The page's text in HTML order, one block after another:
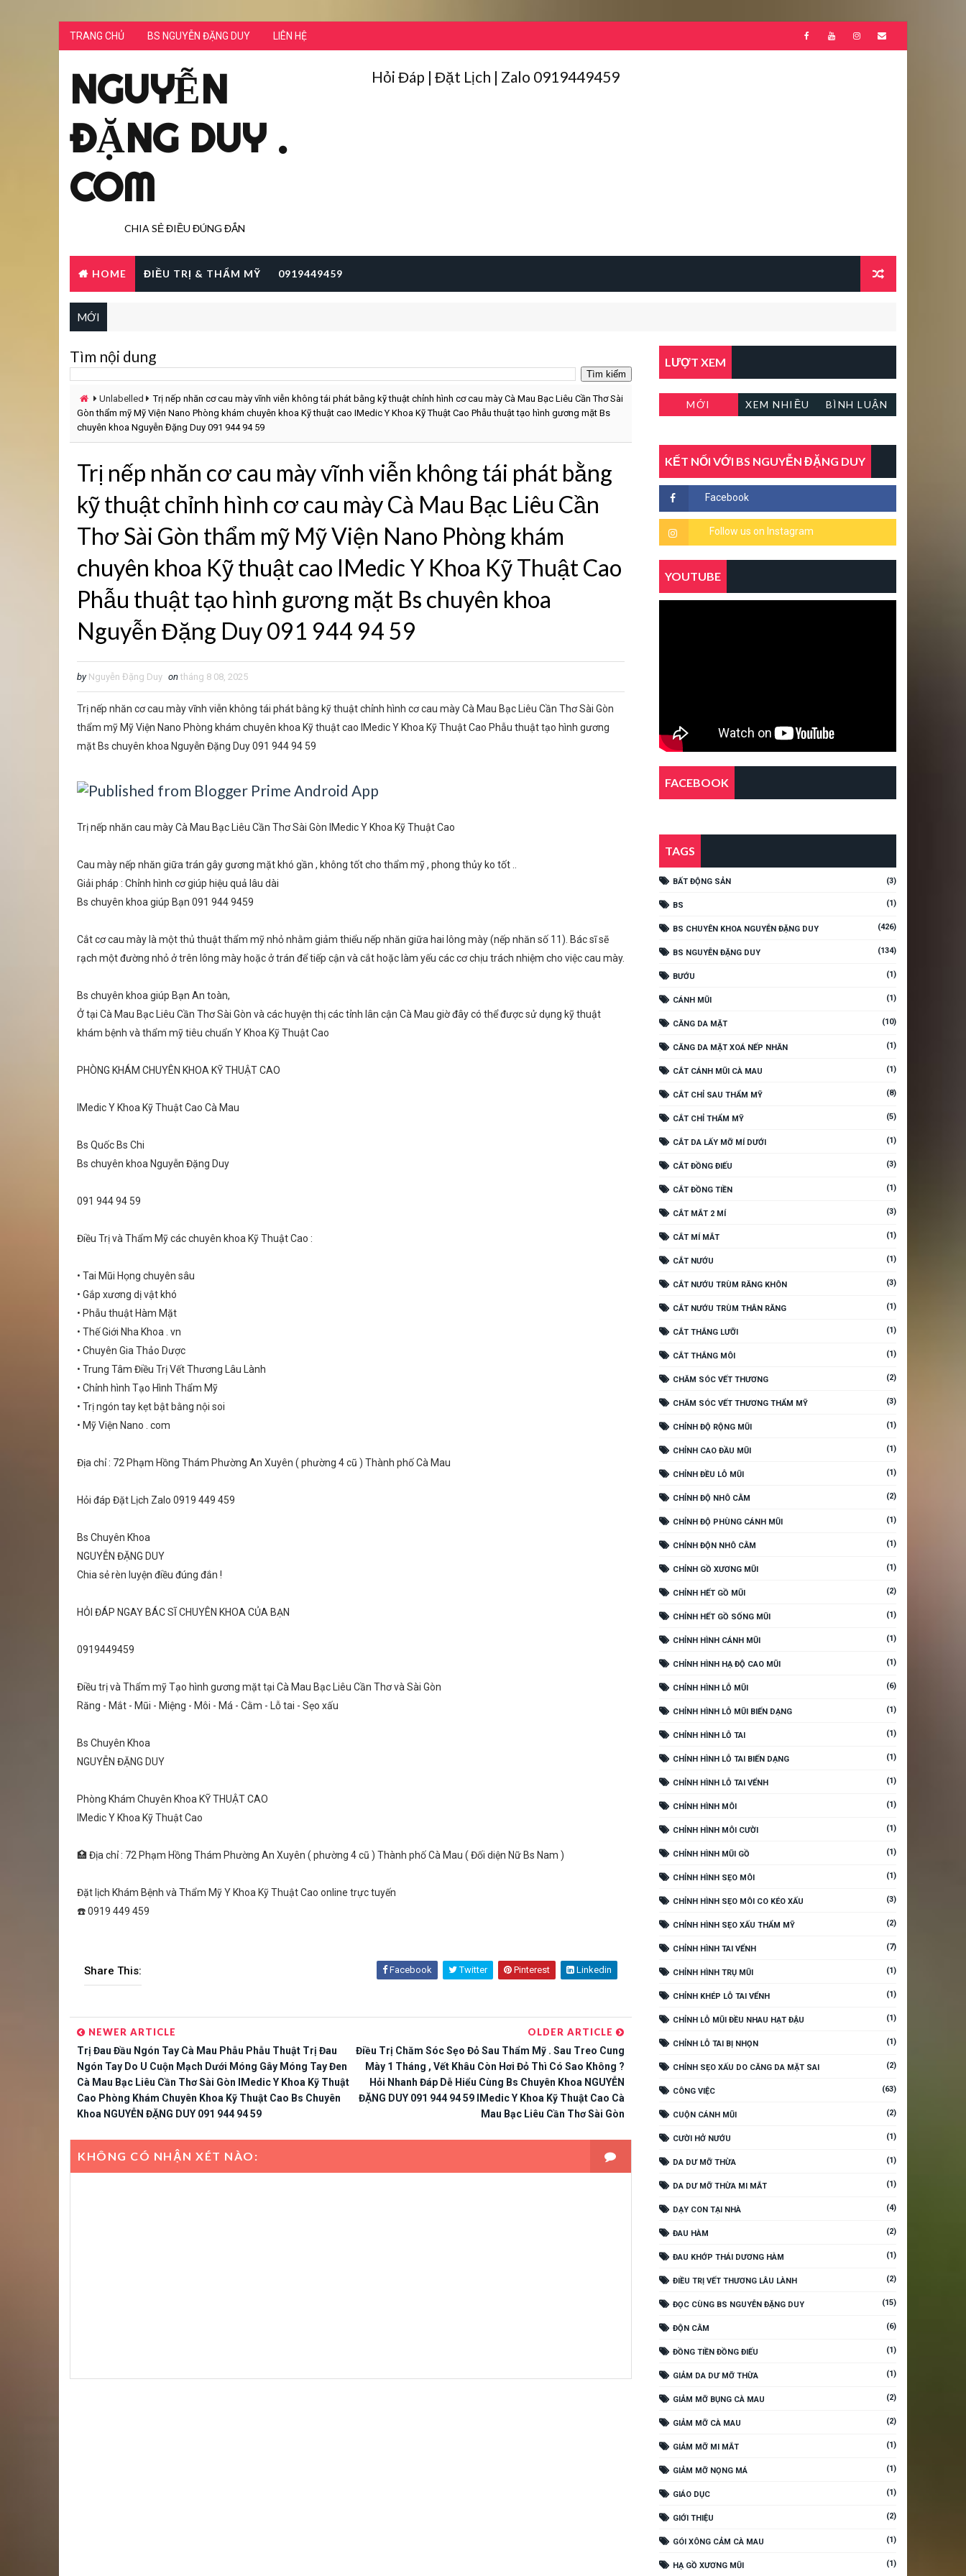
TRANG CHỦ BS NGUYỄN ĐẶNG DUY LIÊN HỆ
NGUYỄN
ĐẶNG DUY .
COM
CHIA SẺ ĐIỀU ĐÚNG ĐẮN
Hỏi Đáp | Đặt Lịch | Zalo 0919449459
HOME ĐIỀU TRỊ & THẨM MỸ 0919449459
MỚI
Tìm nội dung
Unlabelled
Trị nếp nhăn cơ cau mày vĩnh viễn không tái phát bằng kỹ thuật chỉnh hình cơ cau mày Cà Mau Bạc Liêu Cần Thơ Sài
Gòn thẩm mỹ Mỹ Viện Nano Phòng khám chuyên khoa Kỹ thuật cao IMedic Y Khoa Kỹ Thuật Cao Phẫu thuật tạo hình gương mặt Bs
chuyên khoa Nguyễn Đặng Duy 091 944 94 59
Trị nếp nhăn cơ cau mày vĩnh viễn không tái phát bằng
kỹ thuật chỉnh hình cơ cau mày Cà Mau Bạc Liêu Cần
Thơ Sài Gòn thẩm mỹ Mỹ Viện Nano Phòng khám
chuyên khoa Kỹ thuật cao IMedic Y Khoa Kỹ Thuật Cao
Phẫu thuật tạo hình gương mặt Bs chuyên khoa
Nguyễn Đặng Duy 091 944 94 59
by Nguyễn Đặng Duy on tháng 8 08, 2025
Trị nếp nhăn cơ cau mày vĩnh viễn không tái phát bằng kỹ thuật chỉnh hình cơ cau mày Cà Mau Bạc Liêu Cần Thơ Sài Gòn
thẩm mỹ Mỹ Viện Nano Phòng khám chuyên khoa Kỹ thuật cao IMedic Y Khoa Kỹ Thuật Cao Phẫu thuật tạo hình gương
mặt Bs chuyên khoa Nguyễn Đặng Duy 091 944 94 59
Trị nếp nhăn cau mày Cà Mau Bạc Liêu Cần Thơ Sài Gòn IMedic Y Khoa Kỹ Thuật Cao
Cau mày nếp nhăn giữa trán gây gương mặt khó gần , không tốt cho thẩm mỹ , phong thủy ko tốt ..
Giải pháp : Chỉnh hình cơ giúp hiệu quả lâu dài
Bs chuyên khoa giúp Bạn 091 944 9459
Cắt cơ cau mày là một thủ thuật thẩm mỹ nhỏ nhằm giảm thiểu nếp nhăn giữa hai lông mày (nếp nhăn số 11). Bác sĩ sẽ
rạch một đường nhỏ ở trên lông mày hoặc ở trán để tiếp cận và cắt hoặc làm yếu các cơ chịu trách nhiệm cho việc cau mày.
Bs chuyên khoa giúp Bạn An toàn,
Ở tại Cà Mau Bạc Liêu Cần Thơ Sài Gòn và các huyện thị các tỉnh lân cận Cà Mau giờ đây có thể được sử dụng kỹ thuật
khám bệnh và thẩm mỹ tiêu chuẩn Y Khoa Kỹ Thuật Cao
PHÒNG KHÁM CHUYÊN KHOA KỸ THUẬT CAO
IMedic Y Khoa Kỹ Thuật Cao Cà Mau
Bs Quốc Bs Chi
Bs chuyên khoa Nguyễn Đặng Duy
091 944 94 59
Điều Trị và Thẩm Mỹ các chuyên khoa Kỹ Thuật Cao :
• Tai Mũi Họng chuyên sâu
• Gắp xương dị vật khó
• Phẫu thuật Hàm Mặt
• Thế Giới Nha Khoa . vn
• Chuyên Gia Thảo Dược
• Trung Tâm Điều Trị Vết Thương Lâu Lành
• Chỉnh hình Tạo Hình Thẩm Mỹ
• Trị ngón tay kẹt bật bằng nội soi
• Mỹ Viện Nano . com
Địa chỉ : 72 Phạm Hồng Thám Phường An Xuyên ( phường 4 cũ ) Thành phố Cà Mau
Hỏi đáp Đặt Lịch Zalo 0919 449 459
Bs Chuyên Khoa
NGUYỄN ĐẶNG DUY
Chia sẻ rèn luyện điều đúng đắn !
HỎI ĐÁP NGAY BÁC SĨ CHUYÊN KHOA CỦA BẠN
0919449459
Điều trị và Thẩm mỹ Tạo hình gương mặt tại Cà Mau Bạc Liêu Cần Thơ và Sài Gòn
Răng - Mắt - Mũi - Miệng - Môi - Má - Cằm - Lỗ tai - Sẹo xấu
Bs Chuyên Khoa
NGUYỄN ĐẶNG DUY
Phòng Khám Chuyên Khoa KỸ THUẬT CAO
IMedic Y Khoa Kỹ Thuật Cao
🏥 Địa chỉ : 72 Phạm Hồng Thám Phường An Xuyên ( phường 4 cũ ) Thành phố Cà Mau ( Đối diện Nữ Bs Nam )
Đặt lịch Khám Bệnh và Thẩm Mỹ Y Khoa Kỹ Thuật Cao online trực tuyến
☎️ 0919 449 459
Share This: Facebook Twitter Pinterest Linkedin
NEWER ARTICLE
Trị Đau Đầu Ngón Tay Cà Mau Phẫu Phẫu Thuật Trị Đau
Ngón Tay Do U Cuộn Mạch Dưới Móng Gây Móng Tay Đen
Cà Mau Bạc Liêu Cần Thơ Sài Gòn IMedic Y Khoa Kỹ Thuật
Cao Phòng Khám Chuyên Khoa Kỹ Thuật Cao Bs Chuyên
Khoa NGUYỄN ĐẶNG DUY 091 944 94 59
OLDER ARTICLE
Điều Trị Chăm Sóc Sẹo Đỏ Sau Thẩm Mỹ . Sau Treo Cung
Mày 1 Tháng , Vết Khâu Còn Hơi Đỏ Thì Có Sao Không ?
Hỏi Nhanh Đáp Dễ Hiểu Cùng Bs Chuyên Khoa NGUYỄN
ĐẶNG DUY 091 944 94 59 IMedic Y Khoa Kỹ Thuật Cao Cà
Mau Bạc Liêu Cần Thơ Sài Gòn
KHÔNG CÓ NHẬN XÉT NÀO:
LƯỢT XEM
MỚI XEM NHIỀU BÌNH LUẬN
KẾT NỐI VỚI BS NGUYỄN ĐẶNG DUY
YOUTUBE
FACEBOOK
TAGS
BẤT ĐỘNG SẢN (3)
BS (1)
BS CHUYÊN KHOA NGUYỄN ĐẶNG DUY (426)
BS NGUYỄN ĐẶNG DUY (134)
BƯỚU (1)
CÁNH MŨI (1)
CĂNG DA MẶT (10)
CĂNG DA MẶT XOÁ NẾP NHĂN (1)
CẮT CÁNH MŨI CÀ MAU (1)
CẮT CHỈ SAU THẨM MỸ (8)
CẮT CHỈ THẨM MỸ (5)
CẮT DA LẤY MỠ MÍ DƯỚI (1)
CẮT ĐỒNG ĐIẾU (3)
CẮT ĐỒNG TIỀN (1)
CẮT MẮT 2 MÍ (3)
CẮT MÍ MẮT (1)
CẮT NƯỚU (1)
CẮT NƯỚU TRÙM RĂNG KHÔN (3)
CẮT NƯỚU TRÙM THÂN RĂNG (1)
CẮT THẮNG LƯỠI (1)
CẮT THẮNG MÔI (1)
CHĂM SÓC VẾT THƯƠNG (2)
CHĂM SÓC VẾT THƯƠNG THẨM MỸ (3)
CHỈNH ĐỘ RỘNG MŨI (1)
CHỈNH CAO ĐẦU MŨI (1)
CHỈNH ĐỀU LỖ MŨI (1)
CHỈNH ĐỘ NHÔ CẰM (2)
CHỈNH ĐỘ PHÙNG CÁNH MŨI (1)
CHỈNH ĐỘN NHÔ CẰM (1)
CHỈNH GỒ XƯƠNG MŨI (1)
CHỈNH HẾT GỒ MŨI (2)
CHỈNH HẾT GỒ SỐNG MŨI (1)
CHỈNH HÌNH CÁNH MŨI (1)
CHỈNH HÌNH HẠ ĐỘ CAO MŨI (1)
CHỈNH HÌNH LỖ MŨI (6)
CHỈNH HÌNH LỖ MŨI BIẾN DẠNG (1)
CHỈNH HÌNH LỖ TAI (1)
CHỈNH HÌNH LỖ TAI BIẾN DẠNG (1)
CHỈNH HÌNH LỖ TAI VỂNH (1)
CHỈNH HÌNH MÔI (1)
CHỈNH HÌNH MÔI CƯỜI (1)
CHỈNH HÌNH MŨI GỒ (1)
CHỈNH HÌNH SẸO MÔI (1)
CHỈNH HÌNH SẸO MÔI CO KÉO XẤU (3)
CHỈNH HÌNH SẸO XẤU THẨM MỸ (2)
CHỈNH HÌNH TAI VỂNH (7)
CHỈNH HÌNH TRỤ MŨI (1)
CHỈNH KHÉP LỖ TAI VỂNH (1)
CHỈNH LỖ MŨI ĐỀU NHAU HẠT ĐẬU (1)
CHỈNH LỖ TAI BỊ NHỌN (1)
CHỈNH SẸO XẤU DO CĂNG DA MẶT SAI (2)
CÔNG VIỆC (63)
CUỘN CÁNH MŨI (2)
CƯỜI HỞ NƯỚU (1)
DA DƯ MỠ THỪA (1)
DA DƯ MỠ THỪA MI MẮT (1)
DẠY CON TẠI NHÀ (4)
ĐAU HÀM (2)
ĐAU KHỚP THÁI DƯƠNG HÀM (1)
ĐIỀU TRỊ VẾT THƯƠNG LÂU LÀNH (2)
ĐỌC CÙNG BS NGUYỄN ĐẶNG DUY (15)
ĐỘN CẰM (6)
ĐỒNG TIỀN ĐỒNG ĐIẾU (1)
GIẢM DA DƯ MỠ THỪA (1)
GIẢM MỠ BỤNG CÀ MAU (2)
GIẢM MỠ CÀ MAU (2)
GIẢM MỠ MI MẮT (1)
GIẢM MỠ NỌNG MÁ (1)
GIÁO DỤC (1)
GIỚI THIỆU (2)
GÓI XÔNG CẢM CÀ MAU (1)
HẠ GỒ XƯƠNG MŨI (1)